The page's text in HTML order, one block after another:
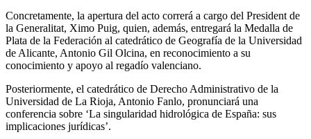
Concretamente, la apertura del acto correrá a cargo del President de
la Generalitat, Ximo Puig, quien, además, entregará la Medalla de
Plata de la Federación al catedrático de Geografía de la Universidad
de Alicante, Antonio Gil Olcina, en reconocimiento a su
conocimiento y apoyo al regadío valenciano.
Posteriormente, el catedrático de Derecho Administrativo de la
Universidad de La Rioja, Antonio Fanlo, pronunciará una
conferencia sobre ‘La singularidad hidrológica de España: sus
implicaciones jurídicas’.